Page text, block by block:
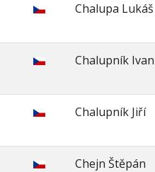
Chalupa Lukáš
Chalupník Ivan
Chalupník Jiří
Chejn Štěpán